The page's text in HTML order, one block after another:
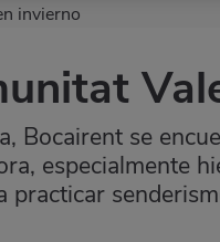
Bocairent se
especialmente
practicar